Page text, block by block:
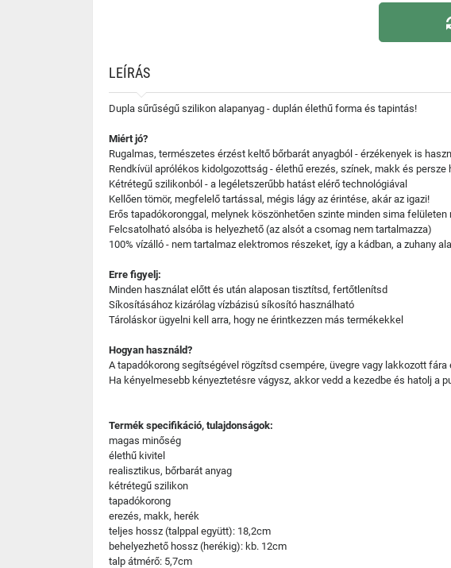
LEÍRÁS
Dupla sűrűségű szilikon alapanyag - duplán élethű forma és tapintás!
Miért jó?
Rugalmas, természetes érzést keltő bőrbarát anyagból - érzékenyek is
Rendkívül aprólékos kidolgozottság - élethű erezés, színek, makk és persze
Kétrétegű szilikonból - a legéletszerűbb hatást elérő technológiával
Kellően tömör, megfelelő tartással, mégis lágy az érintése, akár az igazi!
Erős tapadókoronggal, melynek köszönhetően szinte minden sima
Felcsatolható alsóba is helyezhető (az alsót a csomag nem tartalmazza)
100% vízálló - nem tartalmaz elektromos részeket, így a kádban, a zuhany
Erre figyelj:
Minden használat előtt és után alaposan tisztítsd, fertőtlenítsd
Síkosításához kizárólag vízbázisú síkosító használható
Tároláskor ügyelni kell arra, hogy ne érintkezzen más termékekkel
Hogyan használd?
A tapadókorong segítségével rögzítsd csempére, üvegre vagy lakkozott
Ha kényelmesebb kényeztetésre vágysz, akkor vedd a kezedbe és hatolj a
Termék specifikáció, tulajdonságok:
magas minőség
élethű kivitel
realisztikus, bőrbarát anyag
kétrétegű szilikon
tapadókorong
erezés, makk, herék
teljes hossz (talppal együtt): 18,2cm
behelyezhető hossz (herékig): kb. 12cm
talp átmérő: 5,7cm